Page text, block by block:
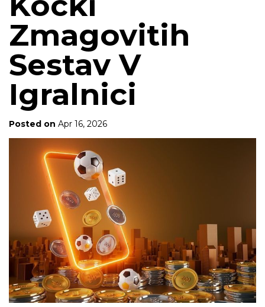
Zmagovitih
Sestav V
Igralnici
Posted on Apr 16, 2026